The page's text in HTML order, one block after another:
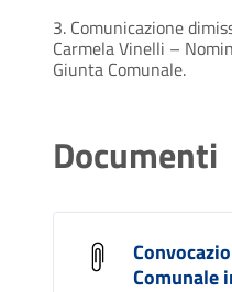
3. Comunicazione
Carmela Vinelli –
Giunta Comunale.
Documenti
Comunale